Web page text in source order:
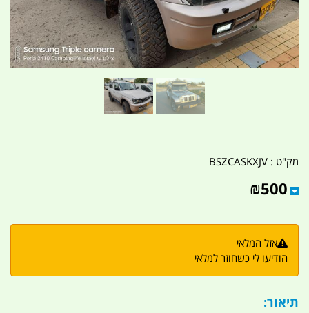
מק"ט : BSZCASKXJV
₪500
אזל המלאי
הודיעו לי כשחוזר למלאי
תיאור: